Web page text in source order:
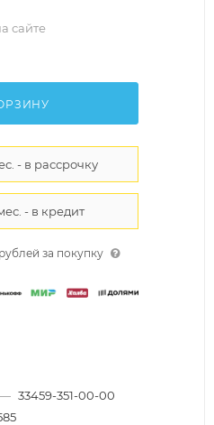
сайте
за покупку
— 33459-351-00-00